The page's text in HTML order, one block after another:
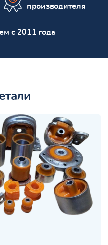
производителя
с 2011 года